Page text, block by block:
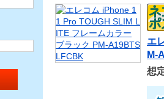
エ
M-
想